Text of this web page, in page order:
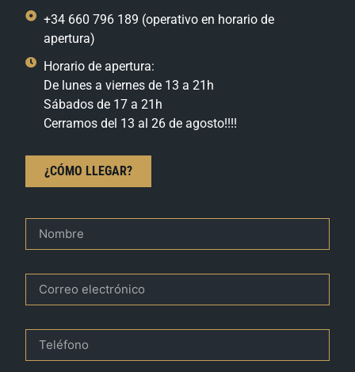
+34 660 796 189 (operativo en horario de
apertura)
Horario de apertura:
De lunes a viernes de 13 a 21h
Sábados de 17 a 21h
Cerramos del 13 al 26 de agosto!!!!
¿CÓMO LLEGAR?